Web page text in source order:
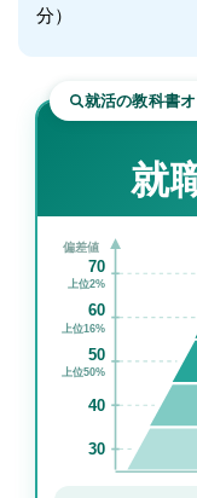
分）
就活の教科書
就
偏差値
70
上位2%
60
上位16%
50
上位50%
40
30